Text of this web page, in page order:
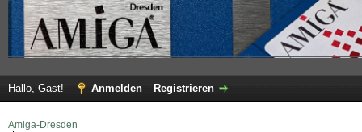
Hallo, Gast! Anmelden Registrieren
Amiga-Dresden